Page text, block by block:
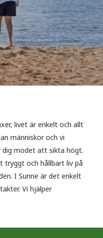
livet är enkelt och allt
människor och vi
dig modet att sikta högt.
tryggt och hållbart liv på
I Sunne är det enkelt
Vi hjälper